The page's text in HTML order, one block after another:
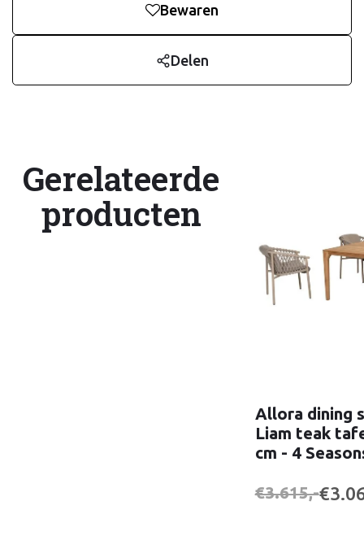
Bewaren
Delen
Gerelateerde
producten
Allora dining
Liam teak
cm - 4
€3.615,-